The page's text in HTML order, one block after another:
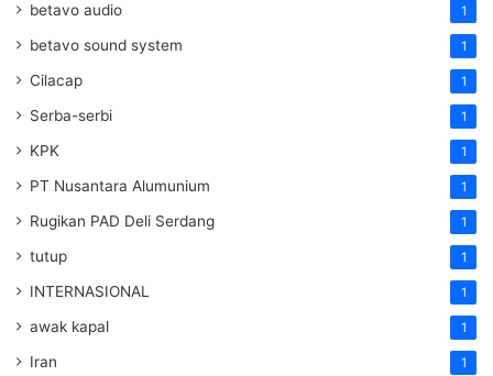
betavo audio 1
betavo sound system 1
Cilacap 1
Serba-serbi 1
KPK 1
PT Nusantara Alumunium 1
Rugikan PAD Deli Serdang 1
tutup 1
INTERNASIONAL 1
awak kapal 1
Iran 1